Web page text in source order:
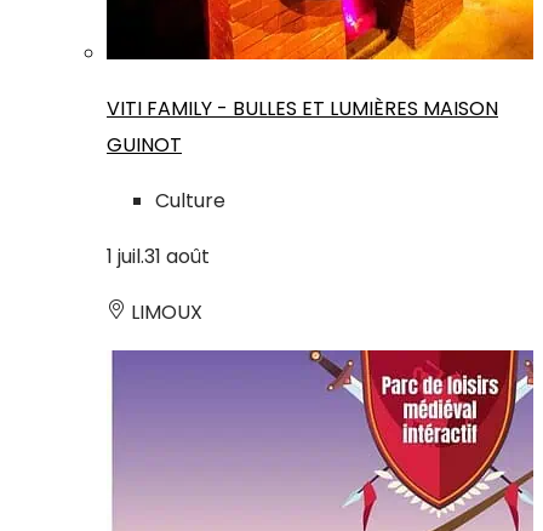
VITI FAMILY - BULLES ET LUMIÈRES MAISON
GUINOT
Culture
1 juil.31 août
LIMOUX